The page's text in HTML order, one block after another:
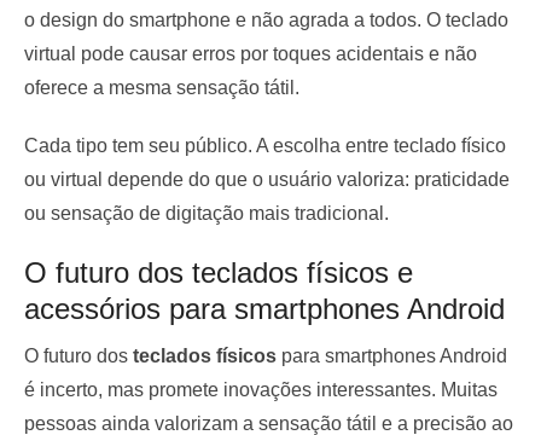
o design do smartphone e não agrada a todos. O teclado
virtual pode causar erros por toques acidentais e não
oferece a mesma sensação tátil.
Cada tipo tem seu público. A escolha entre teclado físico
ou virtual depende do que o usuário valoriza: praticidade
ou sensação de digitação mais tradicional.
O futuro dos teclados físicos e
acessórios para smartphones Android
O futuro dos teclados físicos para smartphones Android
é incerto, mas promete inovações interessantes. Muitas
pessoas ainda valorizam a sensação tátil e a precisão ao